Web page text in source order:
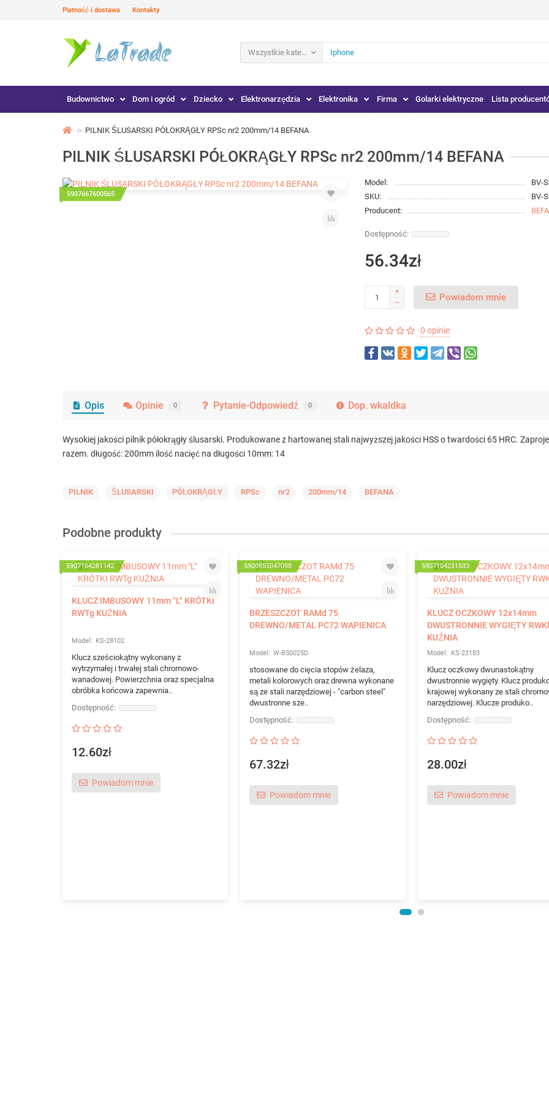
Płatność i dostawa Kontakty
Wszystkie kategorie
Budownictwo Dom i ogród Dziecko Elektronarzędzia Elektronika Firma Golarki elektryczne Lista
PILNIK ŚLUSARSKI PÓŁOKRĄGŁY RPSc nr2 200mm/14 BEFANA
PILNIK ŚLUSARSKI PÓŁOKRĄGŁY RPSc nr2 200mm/14 BEFANA
5907667600565
Model:
BV-
SKU:
BV-
Producent:
56.34zł
Powiadom mnie
0 opinie
Opis Opinie 0 Pytanie-Odpowiedź 0 Dop. wkaldka
Wysokiej jakości pilnik półokrągły ślusarski. Produkowane z hartowanej stali najwyższej jakości HSS o twardości 65 HRC.
razem. długość: 200mm ilość nacięć na długości 10mm: 14
PILNIK ŚLUSARSKI PÓŁOKRĄGŁY RPSc nr2 200mm/14 BEFANA
Podobne produkty
5907104281142
KLUCZ IMBUSOWY 11mm "L" KRÓTKI
RWTg KUŹNIA
KS-28102
Klucz sześciokątny wykonany z
wytrzymałej i trwałej stali chromowo-
wanadowej. Powierzchnia oraz specjalna
obróbka końcowa zapewnia..
12.60zł
Powiadom mnie
5900855047098
BRZESZCZOT RAMd 75
DREWNO/METAL PC72 WAPIENICA
W-B30025D
stosowane do cięcia stopów żelaza,
metali kolorowych oraz drewna wykonane
są ze stali narzędziowej - "carbon steel"
dwustronne sze..
67.32zł
Powiadom mnie
5907104231833
KLUCZ OCZKOWY 12x14mm
DWUSTRONNIE WYGIĘTY
KUŹNIA
KS-23183
Klucz oczkowy dwunastokątny
dwustronnie wygięty. Klucz
krajowej wykonany ze stali
narzędziowej. Klucze produko..
28.00zł
Powiadom mnie